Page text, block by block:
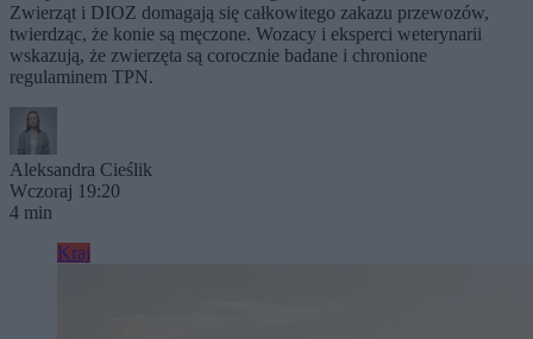
Zwierząt i DIOZ domagają się całkowitego zakazu przewozów,
twierdząc, że konie są męczone. Wozacy i eksperci weterynarii
wskazują, że zwierzęta są corocznie badane i chronione
regulaminem TPN.
Aleksandra Cieślik
Wczoraj 19:20
4 min
Kraj